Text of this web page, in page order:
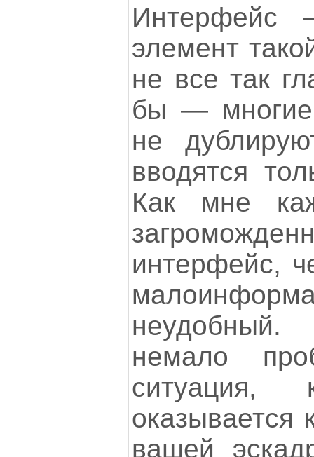
Интерфейс
элемент
не все так
бы —
не
вводятся
Как мне
интерфейс,
немало
ситуация,
оказывается
вашей